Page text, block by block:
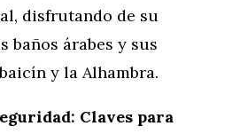
disfrutando de su
baños árabes y sus
y la Alhambra.
Claves para